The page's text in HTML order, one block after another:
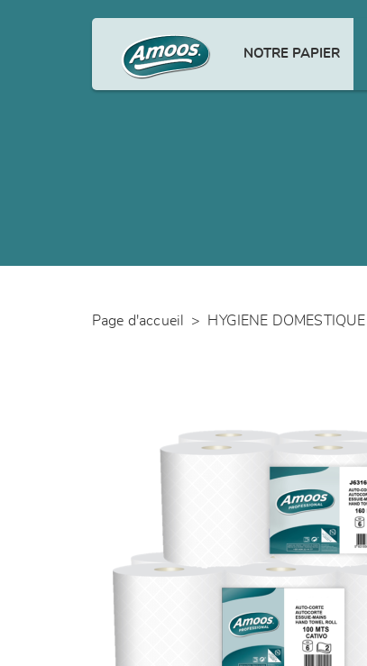
NOTRE PAPIER
Page d'accueil > HYGIENE DOMESTIQUE